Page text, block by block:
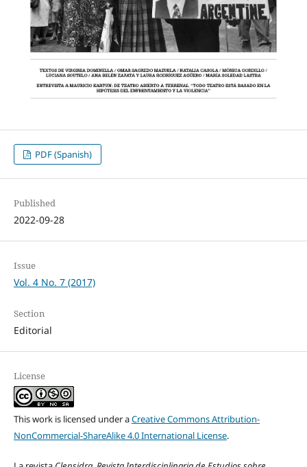
PDF (Spanish)
Published
2022-09-28
Issue
Vol. 4 No. 7 (2017)
Section
Editorial
License
This work is licensed under aCreative Commons Attribution-
NonCommercial-ShareAlike 4.0 International License.